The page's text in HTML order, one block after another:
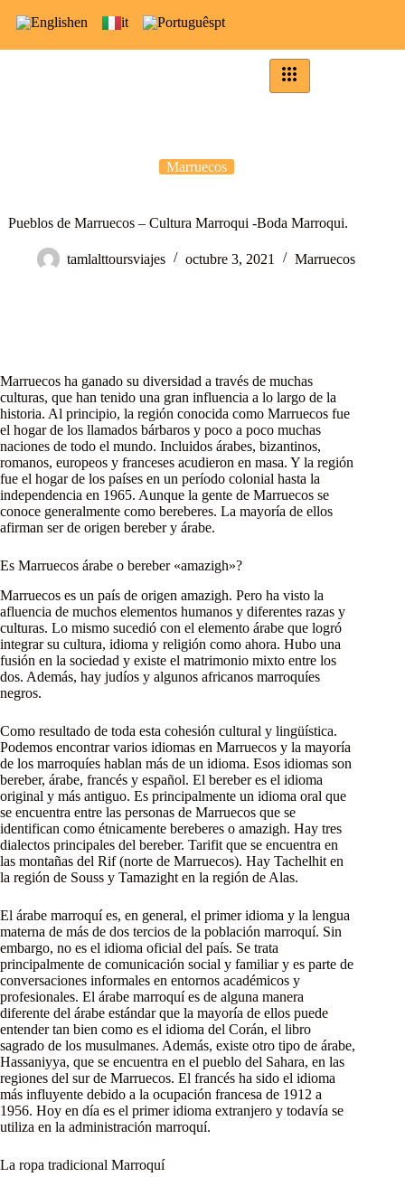
en it pt
Marruecos
Pueblos de Marruecos – Cultura Marroqui -Boda Marroqui.
tamlalttoursviajes octubre 3, 2021 Marruecos
Marruecos ha ganado su diversidad a través de muchas
culturas, que han tenido una gran influencia a lo largo de la
historia. Al principio, la región conocida como Marruecos fue
el hogar de los llamados bárbaros y poco a poco muchas
naciones de todo el mundo. Incluidos árabes, bizantinos,
romanos, europeos y franceses acudieron en masa. Y la región
fue el hogar de los países en un período colonial hasta la
independencia en 1965. Aunque la gente de Marruecos se
conoce generalmente como bereberes. La mayoría de ellos
afirman ser de origen bereber y árabe.
Es Marruecos árabe o bereber «amazigh»?
Marruecos es un país de origen amazigh. Pero ha visto la
afluencia de muchos elementos humanos y diferentes razas y
culturas. Lo mismo sucedió con el elemento árabe que logró
integrar su cultura, idioma y religión como ahora. Hubo una
fusión en la sociedad y existe el matrimonio mixto entre los
dos. Además, hay judíos y algunos africanos marroquíes
negros.
Como resultado de toda esta cohesión cultural y lingüística.
Podemos encontrar varios idiomas en Marruecos y la mayoría
de los marroquíes hablan más de un idioma. Esos idiomas son
bereber, árabe, francés y español. El bereber es el idioma
original y más antiguo. Es principalmente un idioma oral que
se encuentra entre las personas de Marruecos que se
identifican como étnicamente bereberes o amazigh. Hay tres
dialectos principales del bereber. Tarifit que se encuentra en
las montañas del Rif (norte de Marruecos). Hay Tachelhit en
la región de Souss y Tamazight en la región de Alas.
El árabe marroquí es, en general, el primer idioma y la lengua
materna de más de dos tercios de la población marroquí. Sin
embargo, no es el idioma oficial del país. Se trata
principalmente de comunicación social y familiar y es parte de
conversaciones informales en entornos académicos y
profesionales. El árabe marroquí es de alguna manera
diferente del árabe estándar que la mayoría de ellos puede
entender tan bien como es el idioma del Corán, el libro
sagrado de los musulmanes. Además, existe otro tipo de árabe,
Hassaniyya, que se encuentra en el pueblo del Sahara, en las
regiones del sur de Marruecos. El francés ha sido el idioma
más influyente debido a la ocupación francesa de 1912 a
1956. Hoy en día es el primer idioma extranjero y todavía se
utiliza en la administración marroquí.
La ropa tradicional Marroquí